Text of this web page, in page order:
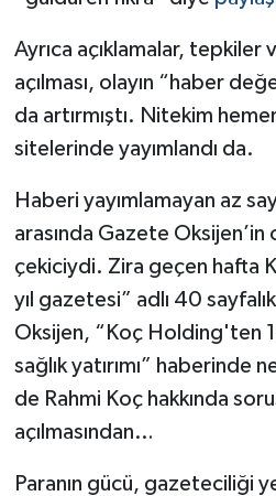
Ayrıca açıklamalar, tepkiler
açılması, olayın “haber
da artırmıştı. Nitekim
sitelerinde yayımlandı da.
Haberi yayımlamayan az
arasında Gazete Oksijen’in
çekiciydi. Zira geçen hafta
yıl gazetesi” adlı 40
Oksijen, “Koç Holding'ten
sağlık yatırımı” haberinde
de Rahmi Koç hakkında
açılmasından…
Paranın gücü, gazeteciliği